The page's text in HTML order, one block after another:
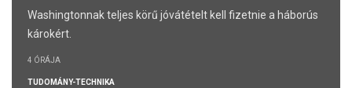
Washingtonnak teljes körű jóvátételt kell fizetnie a háborús
károkért.
4 ÓRÁJA
TUDOMÁNY-TECHNIKA